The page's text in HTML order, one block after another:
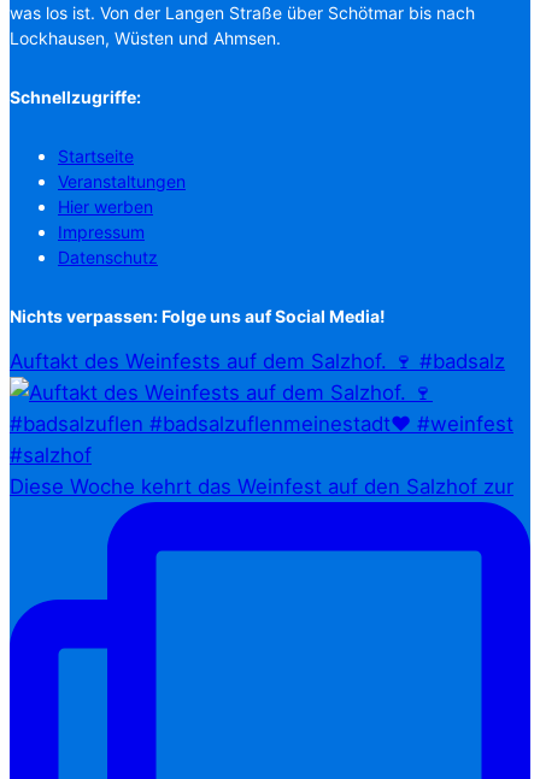
was los ist. Von der Langen Straße über Schötmar bis nach
Lockhausen, Wüsten und Ahmsen.
Schnellzugriffe:
Startseite
Veranstaltungen
Hier werben
Impressum
Datenschutz
Nichts verpassen: Folge uns auf Social Media!
Auftakt des Weinfests auf dem Salzhof. 🍷 #badsalz
Diese Woche kehrt das Weinfest auf den Salzhof zur